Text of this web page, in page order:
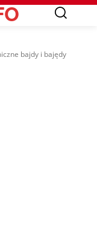
bajdy i bajędy